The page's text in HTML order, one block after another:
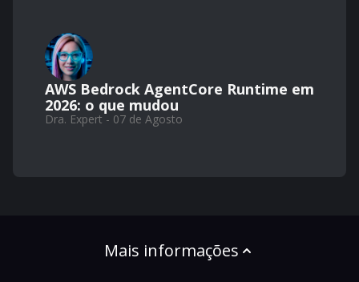
AWS Bedrock AgentCore Runtime em
2026: o que mudou
Dra. Expert - 07 de Agosto
Mais informações